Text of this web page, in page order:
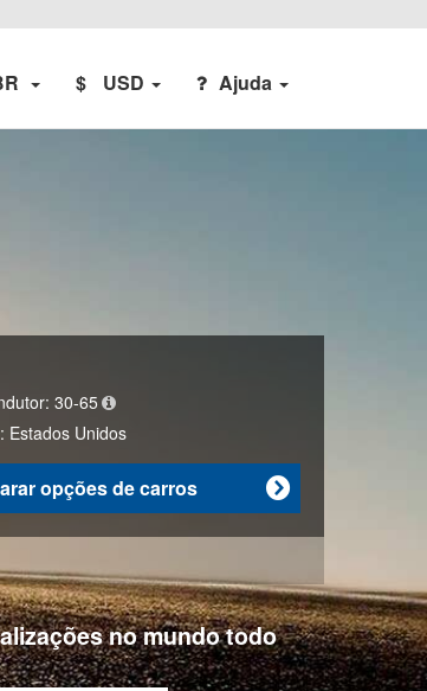
$ USD Ajuda
30-65
Estados Unidos

opções de carros
no mundo todo